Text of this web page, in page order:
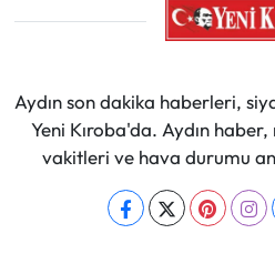
Aydın son dakika haberleri,
Yeni Kıroba'da. Aydın
vakitleri ve hava durumu